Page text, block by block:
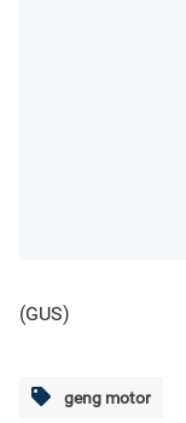
(GUS)
geng motor